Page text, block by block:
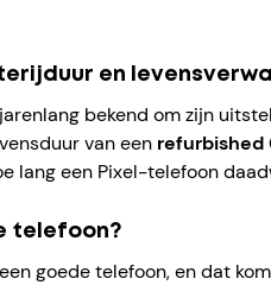
en
bekend om zijn
van een refurbished
lang een Pixel-telefoon
telefoon?
goede telefoon, en dat